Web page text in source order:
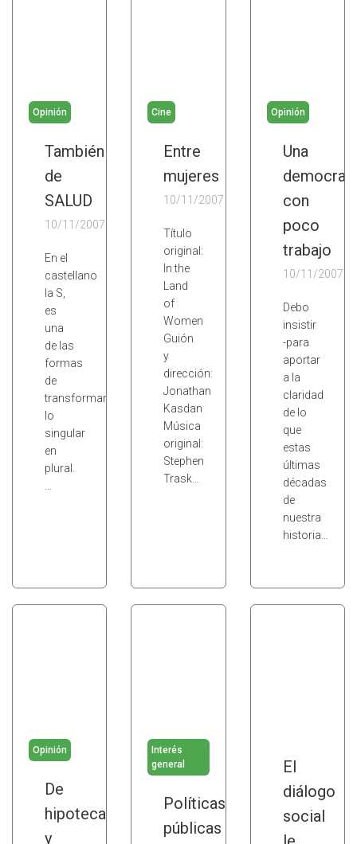
Opinión
También
de
SALUD
10/11/2007
En el
castellano
la S,
es
una
de las
formas
de
transformar
lo
singular
en
plural.
Cine
Entre
mujeres
10/11/2007
Título
original:
In the
Land
of
Women
Guión
y
dirección:
Jonathan
Kasdan
Música
original:
Stephen
Trask…
Opinión
Una
con
poco
trabajo
10/11/2007
Debo
insistir
-para
aportar
a la
claridad
de lo
que
estas
últimas
décadas
de
nuestra
historia…
Opinión
De
hipotecas
y
Interés
general
Políticas
públicas
El
diálogo
social